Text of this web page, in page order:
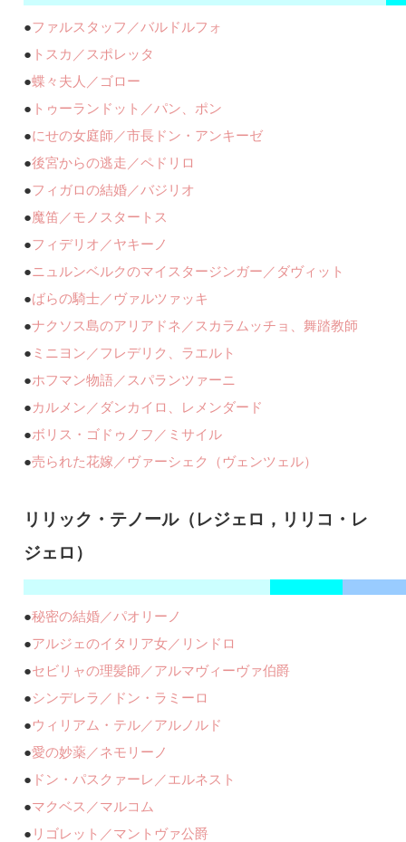
●ファルスタッフ／バルドルフォ
● トスカ／スポレッタ
●蝶々夫人／ゴロー
● トゥーランドット／パン、ポン
●にせの女庭師／市長ドン・アンキーゼ
●後宮からの逃走／ペドリロ
●フィガロの結婚／バジリオ
●魔笛／モノスタートス
●フィデリオ／ヤキーノ
●ニュルンベルクのマイスタージンガー／ダヴィット
●ばらの騎士／ヴァルツァッキ
●ナクソス島のアリアドネ／スカラムッチョ、舞踏教師
● ミニヨン／フレデリク、ラエルト
●ホフマン物語／スパランツァーニ
●カルメン／ダンカイロ、レメンダード
●ボリス・ゴドゥノフ／ミサイル
●売られた花嫁／ヴァーシェク（ヴェンツェル）
リリック・テノール（レジェロ，リリコ・レ
ジェロ）
●秘密の結婚／パオリーノ
●アルジェのイタリア女／リンドロ
●セビリャの理髪師／アルマヴィーヴァ伯爵
●シンデレラ／ドン・ラミーロ
●ウィリアム・テル／アルノルド
●愛の妙薬／ネモリーノ
● ドン・パスクァーレ／エルネスト
●マクベス／マルコム
● リゴレット／マントヴァ公爵